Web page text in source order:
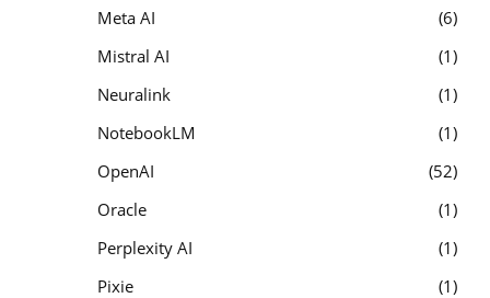
Meta AI
6
Mistral AI
1
Neuralink
1
NotebookLM
1
OpenAI
52
Oracle
1
Perplexity AI
1
Pixie
1